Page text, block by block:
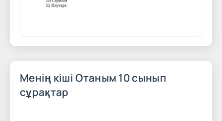
Менің кіші Отаным 10 сынып
сұрақтар